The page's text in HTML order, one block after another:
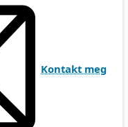
Kontakt meg